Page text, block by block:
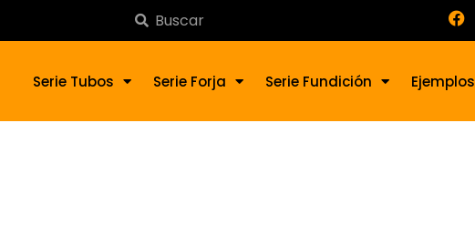
Serie Tubos Serie Forja Serie Fundición Ejemplos